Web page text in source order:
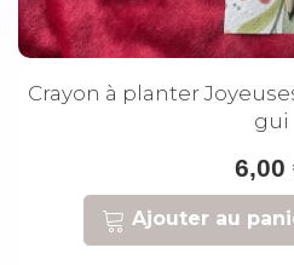
Crayon à planter
gui
6,00
Ajouter au